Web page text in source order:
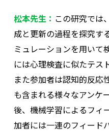
松本先生： この研究では
成と更新の過程を探究す
ミュレーションを用いて
には心理検査に似たテス
また参加者は認知的反応
も含まれる様々なアンケ
後、機械学習によるフィ
加者には一連のフィード